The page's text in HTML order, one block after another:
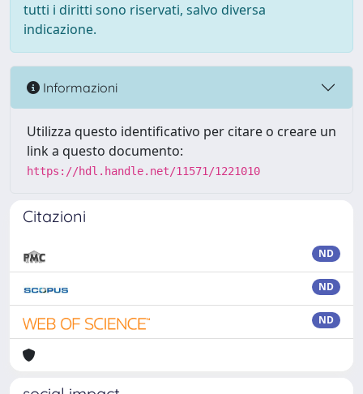
tutti i diritti sono riservati, salvo diversa
indicazione.
Informazioni
Utilizza questo identificativo per citare o creare un
link a questo documento:
https://hdl.handle.net/11571/1221010
Citazioni
ND
ND
ND